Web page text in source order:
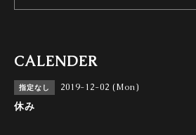
CALENDER
指定なし 2019-12-02 (Mon)
休み